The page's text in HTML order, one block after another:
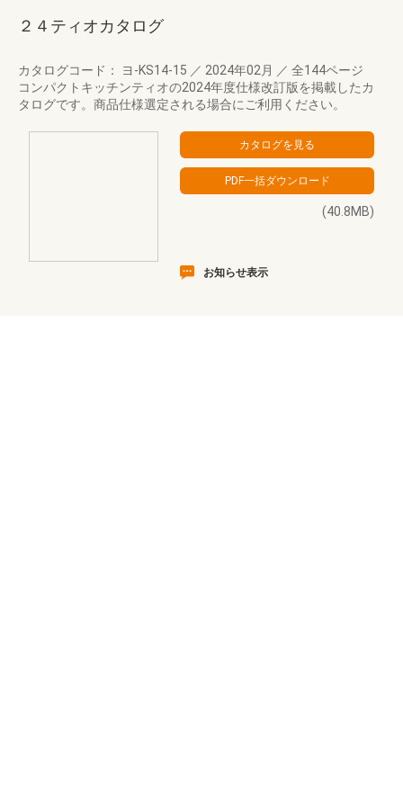
２４ティオカタログ
カタログコード： ヨ-KS14-15 ／ 2024年02月 ／ 全144ページ
コンパクトキッチンティオの2024年度仕様改訂版を掲載したカ
タログです。商品仕様選定される場合にご利用ください。
(40.8MB)
お知らせ表示